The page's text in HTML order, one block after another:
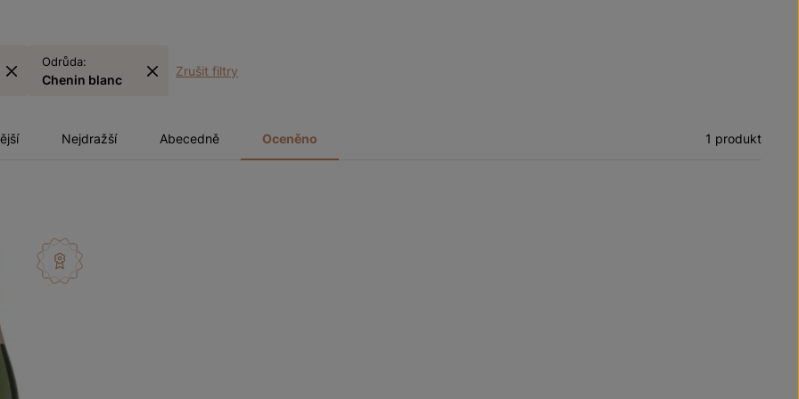
Odrůda:
Chenin blanc
Zrušit filtry
Nejdražší Abecedně Oceněno 1 produkt